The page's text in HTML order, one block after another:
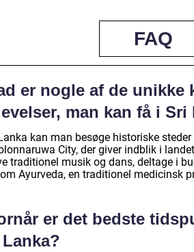
FAQ
er nogle af de unikke
man kan få i Sri
kan man besøge historiske
City, der giver indblik i
traditionel musik og dans, deltage i
Ayurveda, en traditionel medicinsk
er det bedste